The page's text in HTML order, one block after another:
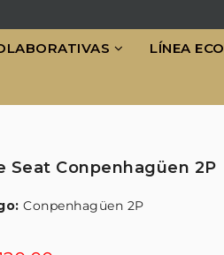
LÍNEA ECO
Seat Conpenhagüen 2P
Conpenhagüen 2P